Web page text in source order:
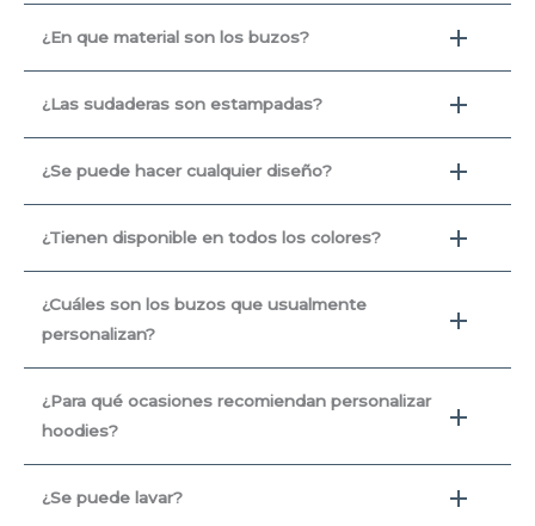
¿En que material son los buzos?
¿Las sudaderas son estampadas?
¿Se puede hacer cualquier diseño?
¿Tienen disponible en todos los colores?
¿Cuáles son los buzos que usualmente
personalizan?
¿Para qué ocasiones recomiendan personalizar
hoodies?
¿Se puede lavar?